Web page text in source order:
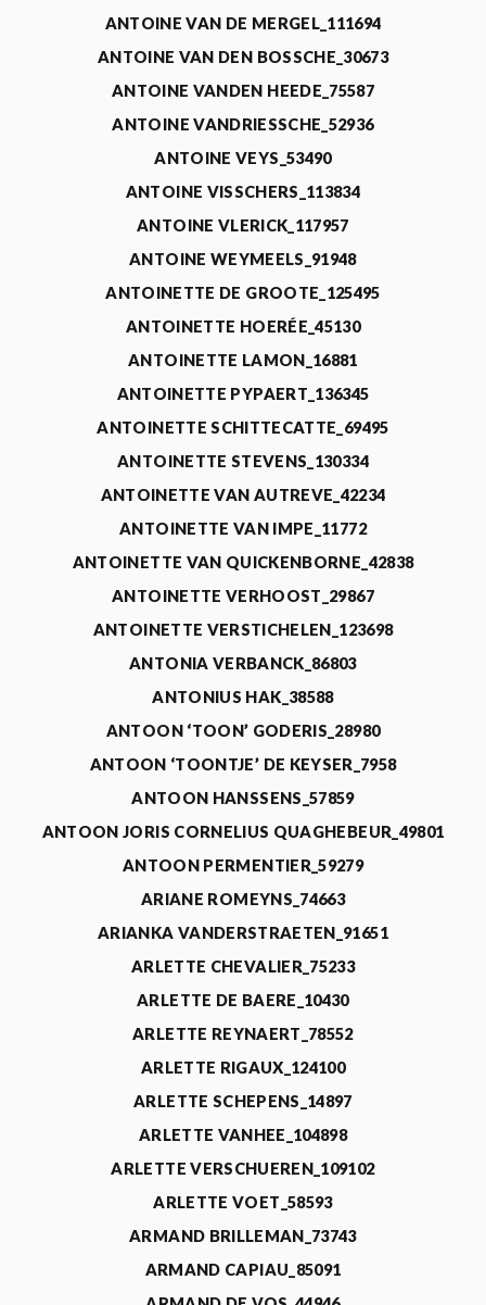
ANTOINE VAN DE MERGEL_111694
ANTOINE VAN DEN BOSSCHE_30673
ANTOINE VANDEN HEEDE_75587
ANTOINE VANDRIESSCHE_52936
ANTOINE VEYS_53490
ANTOINE VISSCHERS_113834
ANTOINE VLERICK_117957
ANTOINE WEYMEELS_91948
ANTOINETTE DE GROOTE_125495
ANTOINETTE HOERÉE_45130
ANTOINETTE LAMON_16881
ANTOINETTE PYPAERT_136345
ANTOINETTE SCHITTECATTE_69495
ANTOINETTE STEVENS_130334
ANTOINETTE VAN AUTREVE_42234
ANTOINETTE VAN IMPE_11772
ANTOINETTE VAN QUICKENBORNE_42838
ANTOINETTE VERHOOST_29867
ANTOINETTE VERSTICHELEN_123698
ANTONIA VERBANCK_86803
ANTONIUS HAK_38588
ANTOON ‘TOON’ GODERIS_28980
ANTOON ‘TOONTJE’ DE KEYSER_7958
ANTOON HANSSENS_57859
ANTOON JORIS CORNELIUS QUAGHEBEUR_49801
ANTOON PERMENTIER_59279
ARIANE ROMEYNS_74663
ARIANKA VANDERSTRAETEN_91651
ARLETTE CHEVALIER_75233
ARLETTE DE BAERE_10430
ARLETTE REYNAERT_78552
ARLETTE RIGAUX_124100
ARLETTE SCHEPENS_14897
ARLETTE VANHEE_104898
ARLETTE VERSCHUEREN_109102
ARLETTE VOET_58593
ARMAND BRILLEMAN_73743
ARMAND CAPIAU_85091